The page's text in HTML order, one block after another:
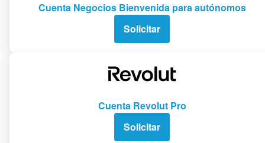
Cuenta Negocios Bienvenida para autónomos
Solicitar
Cuenta Revolut Pro
Solicitar